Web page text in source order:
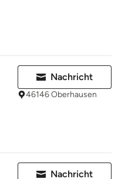
Nachricht
46146 Oberhausen
Nachricht